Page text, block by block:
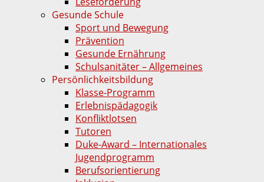
Gesunde Schule
Sport und Bewegung
Prävention
Gesunde Ernährung
Schulsanitäter – Allgemeines
Persönlichkeitsbildung
Klasse-Programm
Erlebnispädagogik
Konfliktlotsen
Tutoren
Duke-Award – Internationales
Jugendprogramm
Berufsorientierung